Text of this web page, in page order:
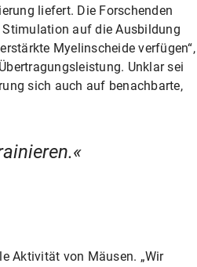
liefert. Die Forschenden
Stimulation auf die Ausbildung
Myelinscheide verfügen“,
Unklar sei
sich auch auf benachbarte,
Aktivität von Mäusen. „Wir